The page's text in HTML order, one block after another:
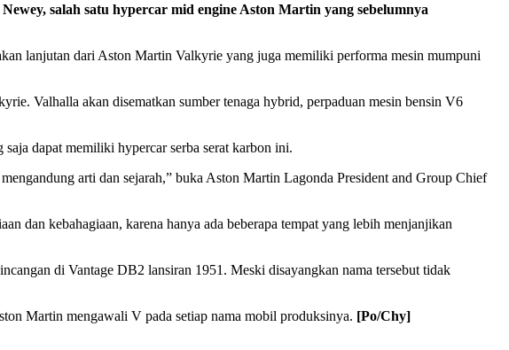
salah satu hypercar mid engine Aston Martin yang sebelumnya
lanjutan dari Aston Martin Valkyrie yang juga memiliki performa mesin mumpuni
Valhalla akan disematkan sumber tenaga hybrid, perpaduan mesin bensin V6
dapat memiliki hypercar serba serat karbon ini.
arti dan sejarah,” buka Aston Martin Lagonda President and Group Chief
dan kebahagiaan, karena hanya ada beberapa tempat yang lebih menjanjikan
di Vantage DB2 lansiran 1951. Meski disayangkan nama tersebut tidak
Martin mengawali V pada setiap nama mobil produksinya. [Po/Chy]